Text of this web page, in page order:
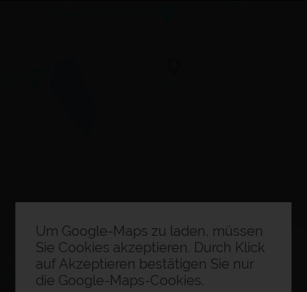
Um Google-Maps zu laden, müssen
Sie Cookies akzeptieren. Durch Klick
auf Akzeptieren bestätigen Sie nur
die Google-Maps-Cookies.